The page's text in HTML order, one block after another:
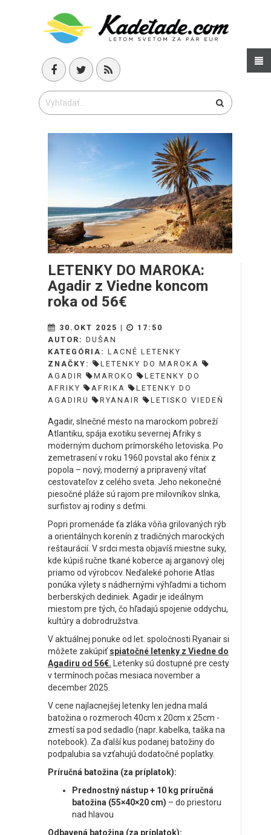
LETENKY DO MAROKA:
Agadir z Viedne koncom
roka od 56€
30.OKT 2025 |
17:50
AUTOR: DUŠAN
KATEGÓRIA: LACNÉ LETENKY
ZNAČKY:
LETENKY DO MAROKA
AGADIR
MAROKO
LETENKY DO
AFRIKY
AFRIKA
LETENKY DO
AGADIRU
RYANAIR LETISKO VIEDEŇ
Agadir, slnečné mesto na marockom pobreží
Atlantiku, spája exotiku severnej Afriky s
moderným duchom prímorského letoviska. Po
zemetrasení v roku 1960 povstal ako fénix z
popola – nový, moderný a pripravený vítať
cestovateľov z celého sveta. Jeho nekonečné
piesočné pláže sú rajom pre milovníkov slnka,
surfistov aj rodiny s deťmi.
Popri promenáde ťa zláka vôňa grilovaných rýb
a orientálnych korenín z tradičných marockých
reštaurácií. V srdci mesta objavíš miestne suky,
kde kúpiš ručne tkané koberce aj arganový olej
priamo od výrobcov. Neďaleké pohorie Atlas
ponúka výlety s nádhernými výhľadmi a tichom
berberských dediniek. Agadir je ideálnym
miestom pre tých, čo hľadajú spojenie oddychu,
kultúry a dobrodružstva.
V aktuálnej ponuke od let. spoločnosti Ryanair si
môžete zakúpiť spiatočné letenky z Viedne do
Agadiru od 56€. Letenky sú dostupné pre cesty
v termínoch počas mesiaca november a
december 2025.
V cene najlacnejšej letenky len jedna malá
batožina o rozmeroch 40cm x 20cm x 25cm -
zmestí sa pod sedadlo (napr. kabelka, taška na
notebook). Za ďalší kus podanej batožiny do
podpalubia sa vzťahujú dodatočné poplatky.
Príručná batožina (za príplatok):
Prednostný nástup + 10 kg príručná
batožina (55×40×20 cm) – do priestoru
nad hlavou
Odbavená batožina (za príplatok):